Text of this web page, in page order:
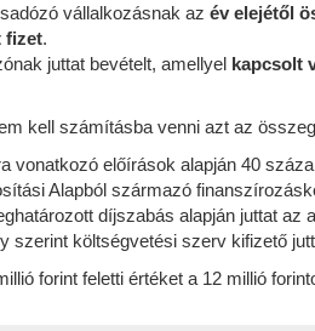
vállalkozásnak az év elejétől
fizet.
juttat bevételt, amellyel kapcsolt
kell számításba venni azt az
vonatkozó előírások alapján 40
Alapból származó
díjszabás alapján juttat az
szerint költségvetési szerv kifizető
forint feletti értéket a 12 millió